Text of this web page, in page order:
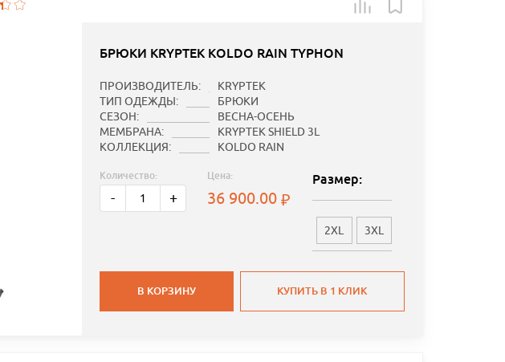
БРЮКИ KRYPTEK KOLDO RAIN TYPHON
ПРОИЗВОДИТЕЛЬ:
KRYPTEK
ТИП ОДЕЖДЫ:
БРЮКИ
СЕЗОН:
ВЕСНА-ОСЕНЬ
МЕМБРАНА:
KRYPTEK SHIELD 3L
КОЛЛЕКЦИЯ:
KOLDO RAIN
Количество:
- +
Цена:
36 900.00
Размер:
2XL 3XL
В КОРЗИНУ КУПИТЬ В 1 КЛИК